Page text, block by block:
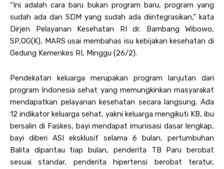
“Ini adalah cara baru bukan program baru, program yang
sudah ada dan SDM yang sudah ada diintegrasikan,” kata
Dirjen Pelayanan Kesehatan RI dr. Bambang Wibowo,
SP,OG(K), MARS usai membahas isu kebijakan kesehatan di
Gedung Kemenkes RI, Minggu (26/2).
Pendekatan keluarga merupakan program lanjutan dari
program Indonesia sehat yang memungkinkan masyarakat
mendapatkan pelayanan kesehatan secara langsung. Ada
12 indikator keluarga sehat, yakni keluarga mengikuti KB, ibu
bersalin di Faskes, bayi mendapat imunisasi dasar lengkap,
bayi diberi ASI eksklusif selama 6 bulan, pertumbuhan
Balita dipantau tiap bulan, penderita TB Paru berobat
sesuai standar, penderita hipertensi berobat teratur,